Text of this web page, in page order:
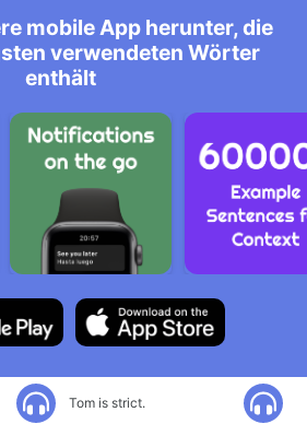
mobile App herunter, die
verwendeten Wörter
enthält
Tom is strict.